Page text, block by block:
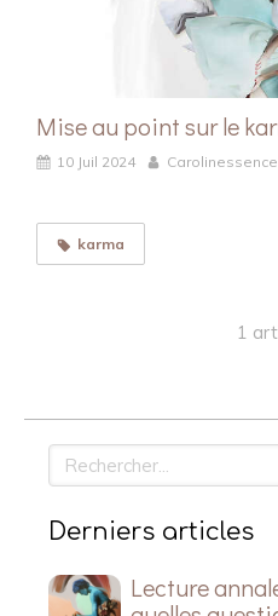
Mise au point sur le
10 Juil 2024 Carolinessence
karma
1
Rechercher
Derniers articles
Lecture